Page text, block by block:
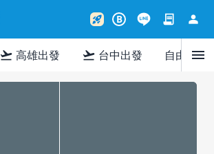
rocket_launch B contract person
flight_takeoff 高雄出發 flight_takeoff 台中出發 自由行menu